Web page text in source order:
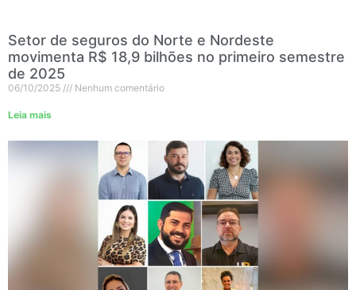
Setor de seguros do Norte e Nordeste
movimenta R$ 18,9 bilhões no primeiro semestre
de 2025
06/10/2025 Nenhum comentário
Leia mais